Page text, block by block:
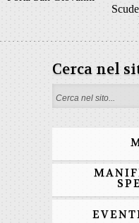
Cerca nel
Form di